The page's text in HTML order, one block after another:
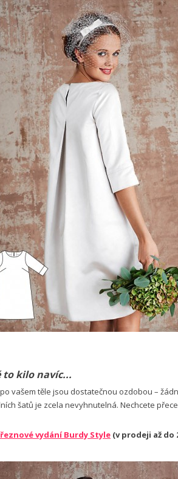
to kilo navíc...
vašem těle jsou dostatečnou ozdobou –
šatů je zcela nevyhnutelná. Nechcete
vydání Burdy Style (v prodeji až do